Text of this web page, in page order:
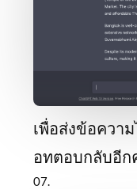
เพื่อส่งข้อควา
อทตอบกลับอีก